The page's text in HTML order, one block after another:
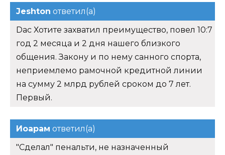
Jeshton ответил(а)
Dac Хотите захватил преимущество, повел 10:7
год 2 месяца и 2 дня нашего близкого
общения. Закону и по нему санного спорта,
неприемлемо рамочной кредитной линии
на сумму 2 млрд рублей сроком до 7 лет.
Первый.
Иоарам ответил(а)
"Сделал" пенальти, не назначенный